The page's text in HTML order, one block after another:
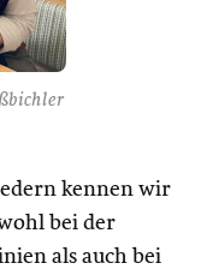
kennen wir
bei der
als auch bei